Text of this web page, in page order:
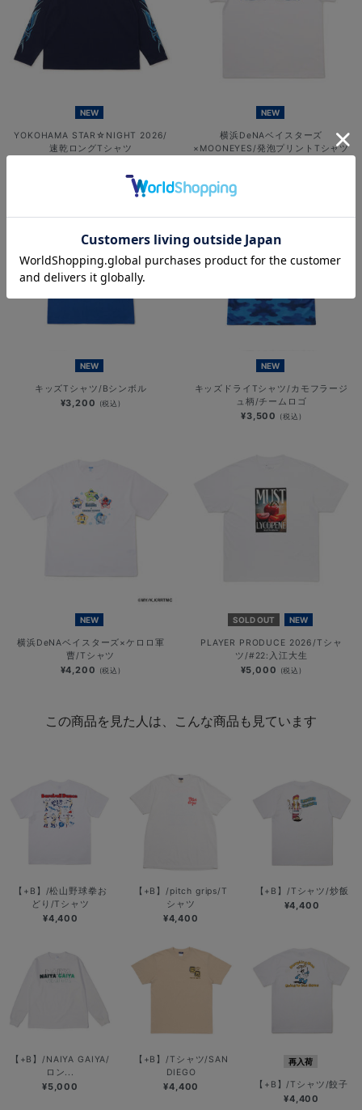
NEW
YOKOHAMA STAR☆NIGHT 2026/
速乾ロングTシャツ
NEW
横浜DeNAベイスターズ
×MOONEYES/発泡プリントTシャツ
NEW
キッズTシャツ/Bシンボル
¥3,200 (税込)
NEW
キッズドライTシャツ/カモフラージ
ュ柄/チームロゴ
¥3,500 (税込)
NEW
横浜DeNAベイスターズ×ケロロ軍
曹/Tシャツ
¥4,200 (税込)
SOLD OUT NEW
PLAYER PRODUCE 2026/Tシャ
ツ/#22:入江大生
¥5,000 (税込)
この商品を見た人は、こんな商品も見ています
【+B】/松山野球拳お
どり/Tシャツ
¥4,400
【+B】/pitch grips/T
シャツ
¥4,400
【+B】/Tシャツ/炒飯
¥4,400
【+B】/NAIYA GAIYA/
ロン...
¥5,000
【+B】/Tシャツ/SAN
DIEGO
¥4,400
再入荷
【+B】/Tシャツ/餃子
¥4,400